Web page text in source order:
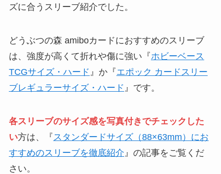
ズに合うスリーブ紹介でした。
どうぶつの森 amiboカードにおすすめのスリーブ
は、強度が高くて折れや傷に強い『ホビーベース
TCGサイズ・ハード 』か『エポック カードスリー
ブレギュラーサイズ・ハード 』です。
各スリーブのサイズ感を写真付きでチェックした
い方は、『 スタンダードサイズ（88×63mm）にお
すすめのスリーブを徹底紹介 』の記事をご覧くだ
さい。